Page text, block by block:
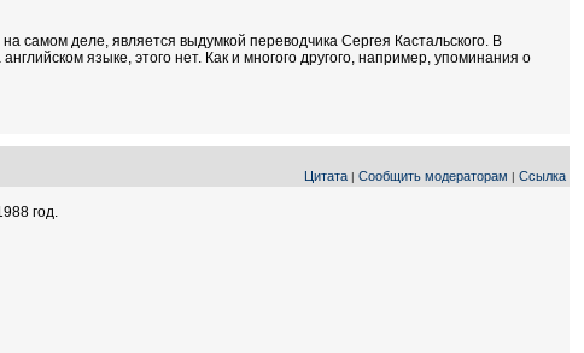
самом деле, является выдумкой переводчика Сергея Кастальского. В
языке, этого нет. Как и многого другого, например, упоминания о
Цитата | Сообщить модераторам | Ссылка
год.